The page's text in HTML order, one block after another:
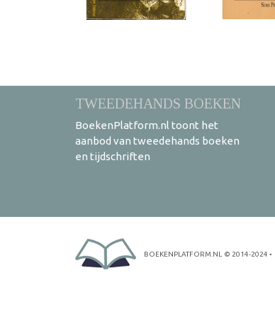
TWEEDEHANDS BOEKEN
BoekenPlatform.nl toont het
aanbod van tweedehands boeken
en tijdschriften
BOEKENPLATFORM.NL © 2014-2024 •